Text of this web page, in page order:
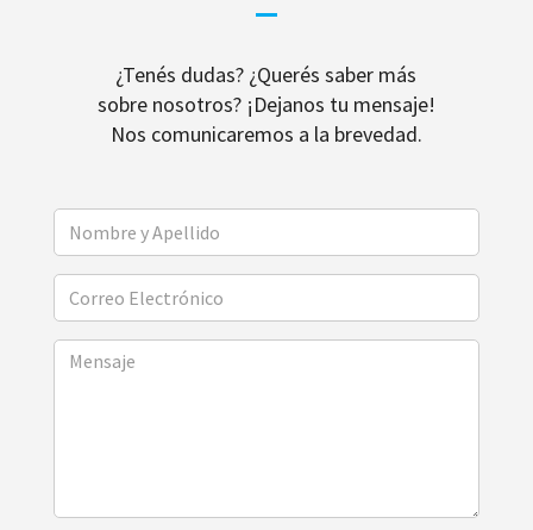
¿Tenés dudas? ¿Querés saber más
sobre nosotros? ¡Dejanos tu mensaje!
Nos comunicaremos a la brevedad.